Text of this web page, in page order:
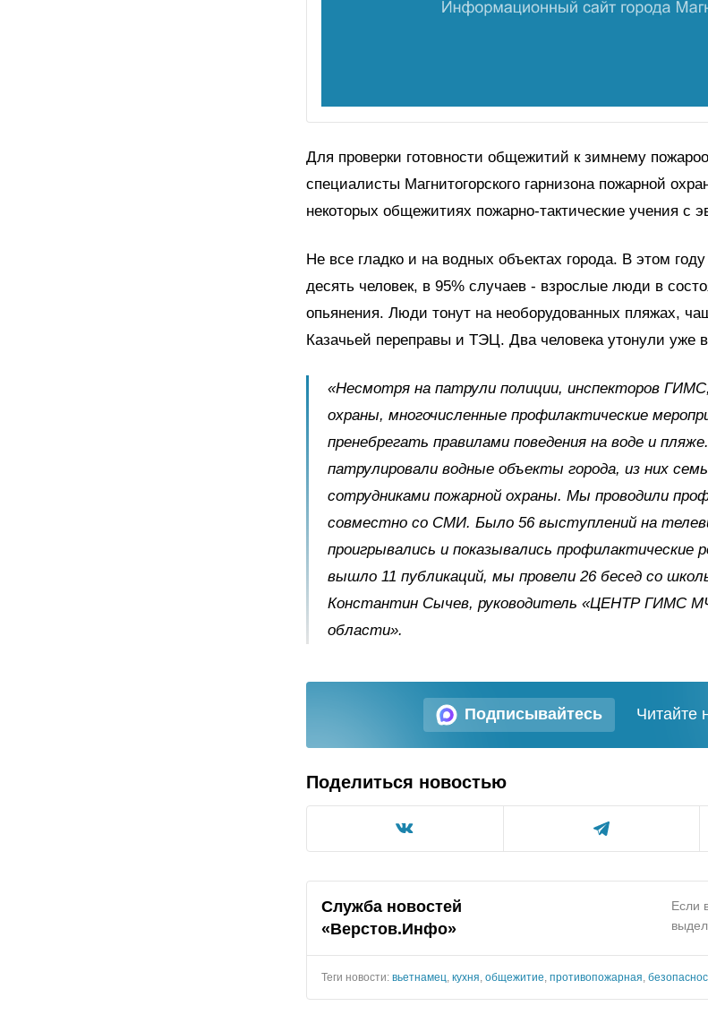
Для проверки готовности общежитий к зимнему
специалисты Магнитогорского гарнизона пожарной
некоторых общежитиях пожарно-тактические учения с
Не все гладко и на водных объектах города. В этом
десять человек, в 95% случаев - взрослые люди в
опьянения. Люди тонут на необорудованных пляжах,
Казачьей переправы и ТЭЦ. Два человека утонули уже
«Несмотря на патрули полиции, инспекторов
охраны, многочисленные профилактические
пренебрегать правилами поведения на воде и
патрулировали водные объекты города, из них
сотрудниками пожарной охраны. Мы проводили
совместно со СМИ. Было 56 выступлений на
проигрывались и показывались
вышло 11 публикаций, мы провели 26 бесед со
Константин Сычев, руководитель «ЦЕНТР ГИМС
области».
Подписывайтесь Читайте
Поделиться новостью
Служба новостей
«Верстов.Инфо»
Если
Теги новости: вьетнамец кухня общежитие противопожарная